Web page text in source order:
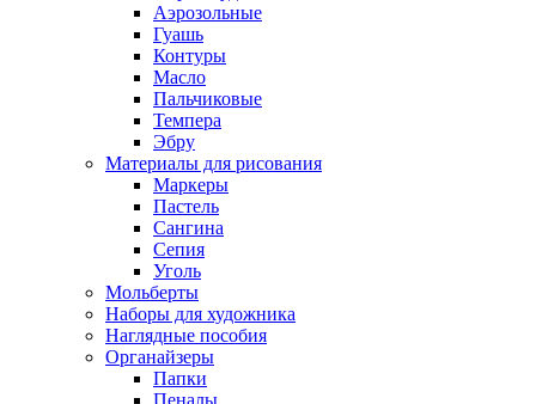
Аэрозольные
Гуашь
Контуры
Масло
Пальчиковые
Темпера
Эбру
Материалы для рисования
Маркеры
Пастель
Сангина
Сепия
Уголь
Мольберты
Наборы для художника
Наглядные пособия
Органайзеры
Папки
Пеналы